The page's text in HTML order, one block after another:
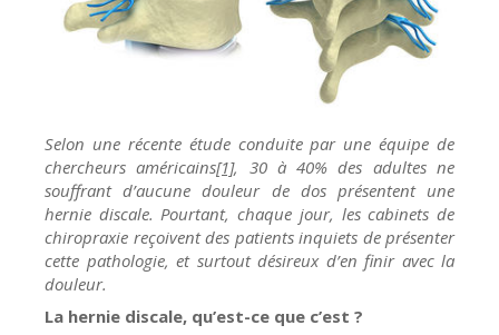
Selon une récente étude conduite par une équipe de
chercheurs américains[1], 30 à 40% des adultes ne
souffrant d’aucune douleur de dos présentent une
hernie discale. Pourtant, chaque jour, les cabinets de
chiropraxie reçoivent des patients inquiets de présenter
cette pathologie, et surtout désireux d’en finir avec la
douleur.
La hernie discale, qu’est-ce que c’est ?